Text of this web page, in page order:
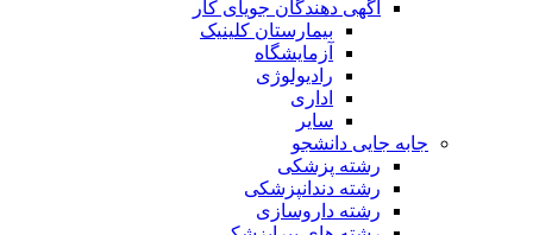
آگهی دهندگان جویای کار
بیمارستان کلینیک
آزمایشگاه
رادیولوژی
اداری
سایر
جابه جایی دانشجو
رشته پزشکی
رشته دندانپزشکی
رشته داروسازی